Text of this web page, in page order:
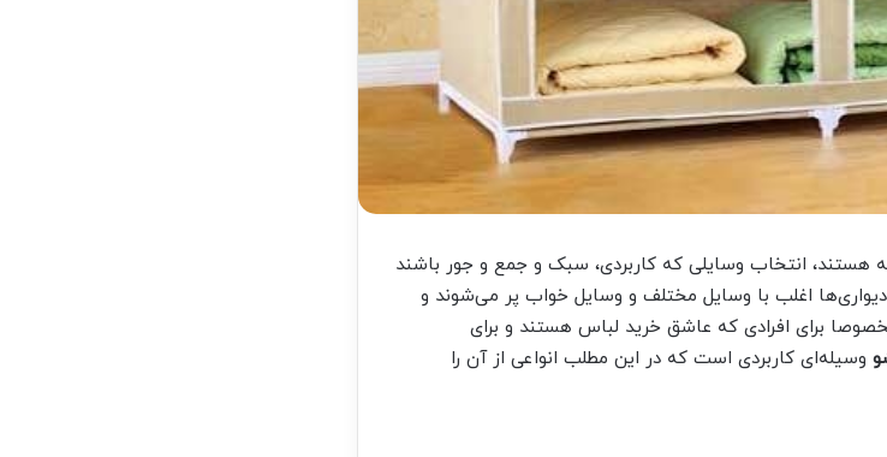
هستند، انتخاب وسایلی که کاربردی، سبک و جمع و جور باشند
اغلب با وسایل مختلف و وسایل خواب پر می‌شوند و
برای افرادی که عاشق خرید لباس هستند و برای
وسیله‌ای کاربردی است که در این مطلب انواعی از آن را